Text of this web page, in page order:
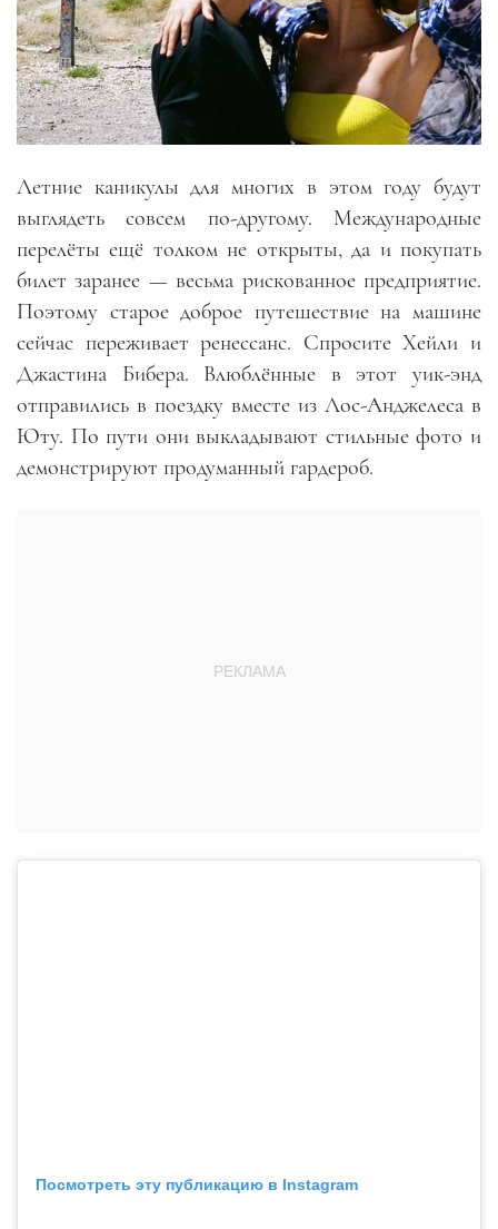
Летние каникулы для многих в этом году будут
выглядеть совсем по-другому. Международные
перелёты ещё толком не открыты, да и покупать
билет заранее — весьма рискованное предприятие.
Поэтому старое доброе путешествие на машине
сейчас переживает ренессанс. Спросите Хейли и
Джастина Бибера. Влюблённые в этот уик-энд
отправились в поездку вместе из Лос-Анджелеса в
Юту. По пути они выкладывают стильные фото и
демонстрируют продуманный гардероб.
Посмотреть эту публикацию в Instagram